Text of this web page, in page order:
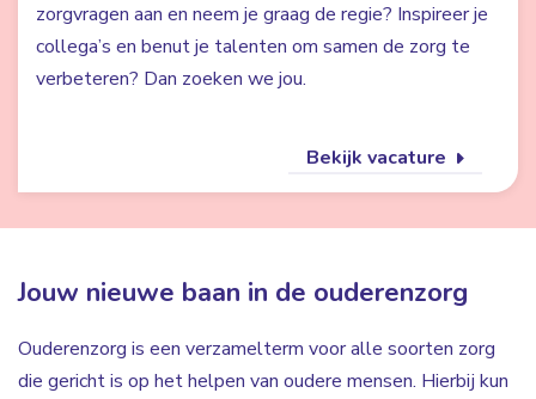
zorgvragen aan en neem je graag de regie? Inspireer je
collega’s en benut je talenten om samen de zorg te
verbeteren? Dan zoeken we jou.
Bekijk vacature
Jouw nieuwe baan in de ouderenzorg
Ouderenzorg is een verzamelterm voor alle soorten zorg
die gericht is op het helpen van oudere mensen. Hierbij kun